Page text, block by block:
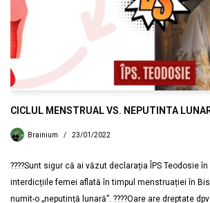
CICLUL MENSTRUAL VS. NEPUTINTA
Brainium 23/01/2022
????Sunt sigur că ai văzut declarația ÎPS Teodosie
interdicțiile femei aflată în timpul menstruației în
numit-o „neputință lunară”. ????Oare are dreptate